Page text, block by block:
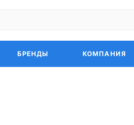
БРЕНДЫ КОМПАНИЯ